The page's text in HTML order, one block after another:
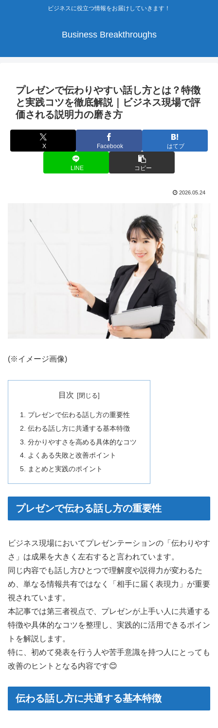
ビジネスに役立つ情報をお届けしていきます！
Business Breakthroughs
プレゼンで伝わりやすい話し方とは？特徴
と実践コツを徹底解説｜ビジネス現場で評
価される説明力の磨き方
X Facebook はてブ
LINE コピー
2026.05.24
(※イメージ画像)
目次
プレゼンで伝わる話し方の重要性
伝わる話し方に共通する基本特徴
分かりやすさを高める具体的なコツ
よくある失敗と改善ポイント
まとめと実践のポイント
プレゼンで伝わる話し方の重要性
ビジネス現場においてプレゼンテーションの「伝わりやす
さ」は成果を大きく左右すると言われています。
同じ内容でも話し方ひとつで理解度や説得力が変わるた
め、単なる情報共有ではなく「相手に届く表現力」が重要
視されています。
本記事では第三者視点で、プレゼンが上手い人に共通する
特徴や具体的なコツを整理し、実践的に活用できるポイン
トを解説します。
特に、初めて発表を行う人や苦手意識を持つ人にとっても
改善のヒントとなる内容です😊
伝わる話し方に共通する基本特徴